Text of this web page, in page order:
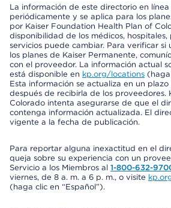
La información de este directorio en línea
periódicamente y se aplica para los
por Kaiser Foundation Health Plan of
disponibilidad de los médicos, hospitales,
servicios puede cambiar. Para verificar
los planes de Kaiser Permanente,
con el proveedor. La información actual
está disponible en kp.org/locations (haga
Esta información se actualiza en un
después de recibirla de los proveedores.
Colorado intenta asegurarse de que el
contenga información actualizada. El
vigente a la fecha de publicación.
Para reportar alguna inexactitud en el
queja sobre su experiencia con un
Servicio a los Miembros al 1-800-632-
viernes, de 8 a. m. a 6 p. m., o visite
(haga clic en “Español”).